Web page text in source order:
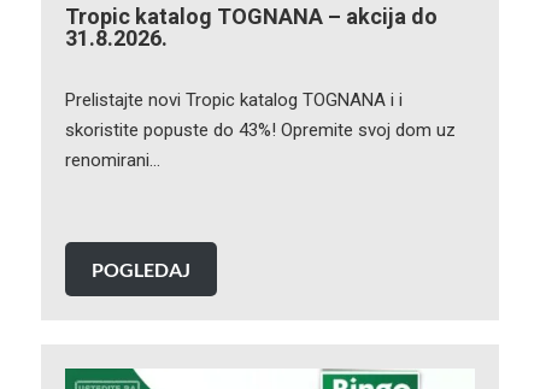
Tropic katalog TOGNANA – akcija do
31.8.2026.
Prelistajte novi Tropic katalog TOGNANA i i
skoristite popuste do 43%! Opremite svoj dom uz
renomirani…
POGLEDAJ